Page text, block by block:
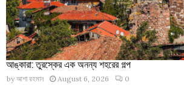
আঙ্কারা: তুরস্কের এক অনন্য শহরের গল্প
by আশা রহমান August 6, 2026 0